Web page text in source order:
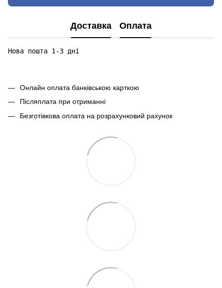
Доставка Оплата
Нова пошта 1-3 дні
Онлайн оплата банківською карткою
Післяплата при отриманні
Безготівкова оплата на розрахунковий рахунок